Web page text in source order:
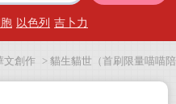
以色列 吉卜力
文創作 > 貓生貓世（首刷限量喵喵陪